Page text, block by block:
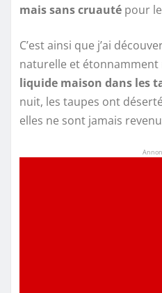
mais sans cruauté pour
C’est ainsi que j’ai
naturelle et étonnamment
liquide maison dans les
nuit, les taupes ont
elles ne sont jamais